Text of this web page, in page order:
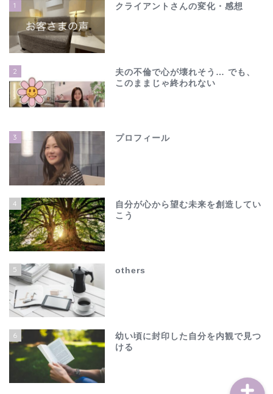
1 クライアントさんの変化・感想
2
夫の不倫で心が壊れそう… でも、
このままじゃ終われない
3 プロフィール
4
自分が心から望む未来を創造してい
こう
5 others
6
幼い頃に封印した自分を内観で見つ
ける
夫の不倫で心が壊れそう…
でも、このままじゃ終わ